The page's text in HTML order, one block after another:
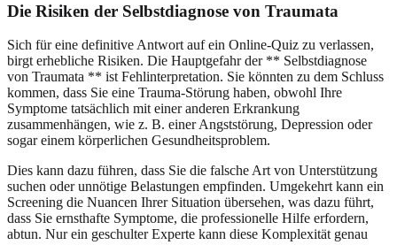
Die Risiken der Selbstdiagnose von Traumata
Sich für eine definitive Antwort auf ein Online-Quiz zu verlassen,
birgt erhebliche Risiken. Die Hauptgefahr der ** Selbstdiagnose
von Traumata ** ist Fehlinterpretation. Sie könnten zu dem Schluss
kommen, dass Sie eine Trauma-Störung haben, obwohl Ihre
Symptome tatsächlich mit einer anderen Erkrankung
zusammenhängen, wie z. B. einer Angststörung, Depression oder
sogar einem körperlichen Gesundheitsproblem.
Dies kann dazu führen, dass Sie die falsche Art von Unterstützung
suchen oder unnötige Belastungen empfinden. Umgekehrt kann ein
Screening die Nuancen Ihrer Situation übersehen, was dazu führt,
dass Sie ernsthafte Symptome, die professionelle Hilfe erfordern,
abtun. Nur ein geschulter Experte kann diese Komplexität genau